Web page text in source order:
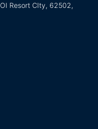
Resort CIty, 62502,